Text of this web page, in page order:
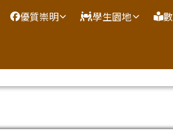
優質崇明 學生園地